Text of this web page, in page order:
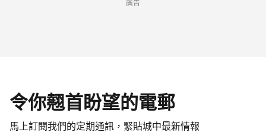
廣告
令你翹首盼望的電郵
馬上訂閱我們的定期通訊，緊貼城中最新情報